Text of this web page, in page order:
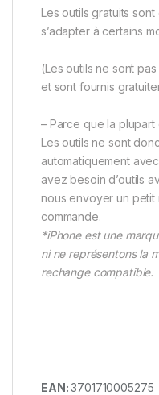
Les outils gratuits
s’adapter à certains
(Les outils ne sont
et sont fournis
– Parce que la plupart
Les outils ne sont
automatiquement
avez besoin d’outils
nous envoyer un petit
commande.
*iPhone est une
ni ne représentons la
rechange compatible.
EAN:3701710005275